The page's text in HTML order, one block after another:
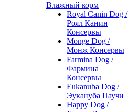
Влажный корм
Royal Canin Dog /
Роял Канин
Консервы
Monge Dog /
Монж Консервы
Farmina Dog /
Фармина
Консервы
Eukanuba Dog /
Эукануба Паучи
Happy Dog /